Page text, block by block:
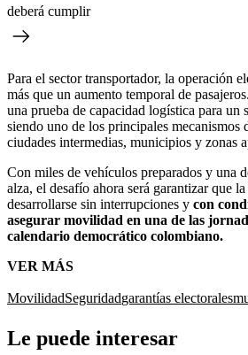
deberá cumplir
Para el sector transportador, la operación
más que un aumento temporal de
una prueba de capacidad logística para un
siendo uno de los principales mecanismos
ciudades intermedias, municipios y zonas
Con miles de vehículos preparados y una
alza, el desafío ahora será garantizar que
desarrollarse sin interrupciones y con
asegurar movilidad en una de las
calendario democrático colombiano.
VER MÁS
MovilidadSeguridadgarantías electorales
Le puede interesar